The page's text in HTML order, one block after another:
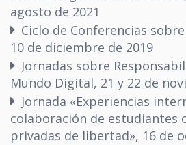
agosto de 2021
Ciclo de Conferencias
10 de diciembre de 2019
Jornadas sobre
Mundo Digital, 21 y 22 de
Jornada «Experiencias
colaboración de estudiantes
privadas de libertad», 16 de